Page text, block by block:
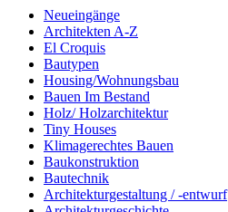
Neueingänge
Architekten A-Z
El Croquis
Bautypen
Housing/Wohnungsbau
Bauen Im Bestand
Holz/ Holzarchitektur
Tiny Houses
Klimagerechtes Bauen
Baukonstruktion
Bautechnik
Architekturgestaltung / -entwurf